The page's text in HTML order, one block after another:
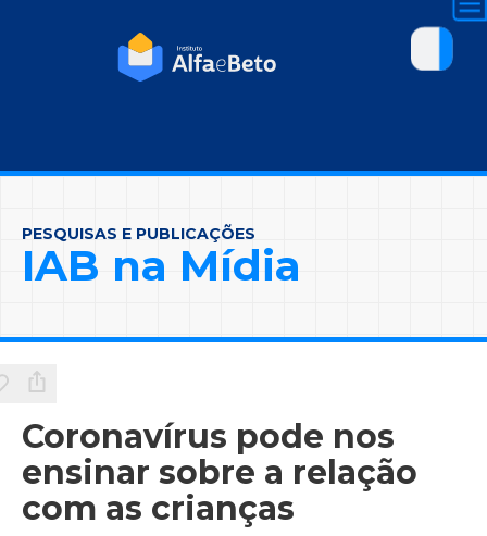
PESQUISAS E PUBLICAÇÕES
IAB na Mídia
Coronavírus pode nos
ensinar sobre a relação
com as crianças